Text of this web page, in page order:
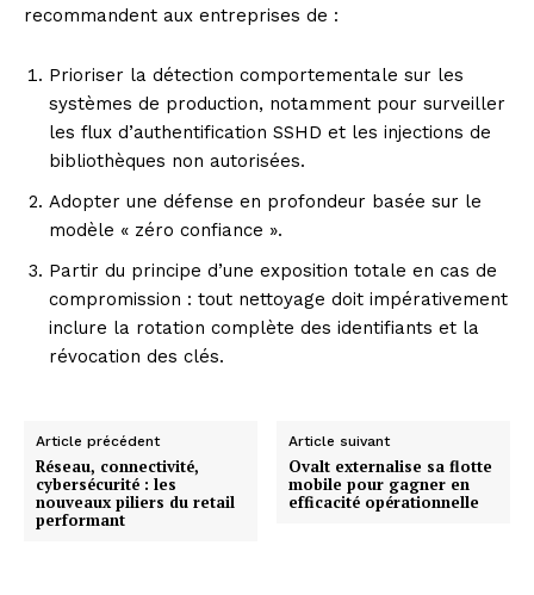
recommandent aux entreprises de :
Prioriser la détection comportementale sur les
systèmes de production, notamment pour surveiller
les flux d’authentification SSHD et les injections de
bibliothèques non autorisées.
Adopter une défense en profondeur basée sur le
modèle « zéro confiance ».
Partir du principe d’une exposition totale en cas de
compromission : tout nettoyage doit impérativement
inclure la rotation complète des identifiants et la
révocation des clés.
Article précédent
Réseau, connectivité,
cybersécurité : les
nouveaux piliers du retail
performant
Article suivant
Ovalt externalise sa flotte
mobile pour gagner en
efficacité opérationnelle